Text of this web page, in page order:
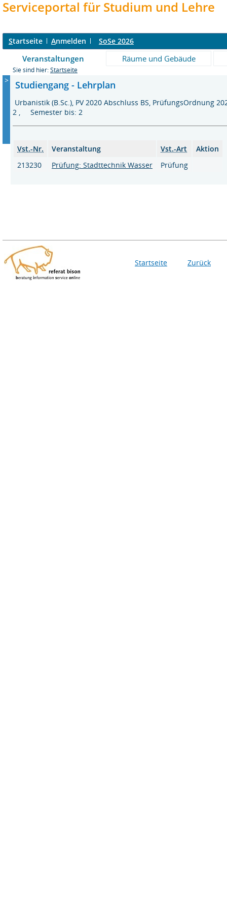
Serviceportal für Studium und Lehre
Startseite Anmelden SoSe 2026
Veranstaltungen Räume und Gebäude
Sie sind hier: Startseite
> Studiengang - Lehrplan
Urbanistik (B.Sc.), PV 2020 Abschluss BS, PrüfungsOrdnung
2 , Semester bis: 2
Vst.-Nr. Veranstaltung Vst.-Art
Aktion
213230
Prüfung: Stadttechnik Wasser Prüfung
Startseite Zurück